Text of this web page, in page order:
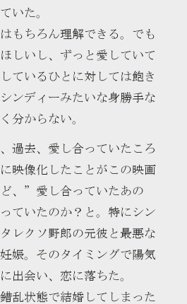
いた。
もちろん理解できる。でも
しいし、ずっと愛していて
ているひとに対しては飽き
ンディーみたいな身勝手な
分からない。
過去、愛し合っていたころ
映像化したことがこの映画
、”愛し合っていたあの
ていたのか？と。特にシン
レクソ野郎の元彼と最悪な
娠。そのタイミングで陽気
出会い、恋に落ちた。
乱状態で結婚してしまった